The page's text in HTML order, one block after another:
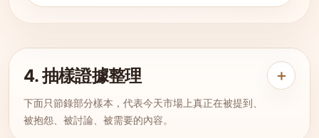
4. 抽樣證據整理
下面只節錄部分樣本，代表今天市場上真正在被提到、
被抱怨、被討論、被需要的內容。
＋